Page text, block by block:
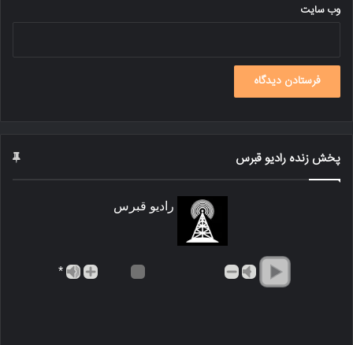
وب‌ سایت
پخش زنده رادیو قبرس
رادیو قبرس
*